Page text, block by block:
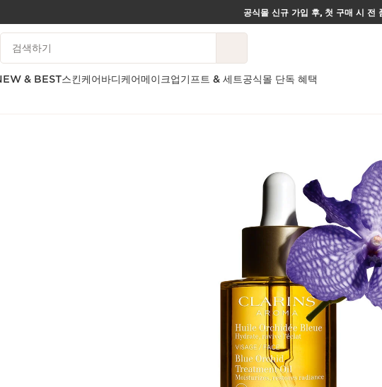
컨텐츠로 이동하기
하단으로 이동
공식몰 신규 가입 후, 첫 구매 시
범례 검색하기
& BEST스킨케어바디케어메이크업기프트 & 세트공식몰 단독 혜택